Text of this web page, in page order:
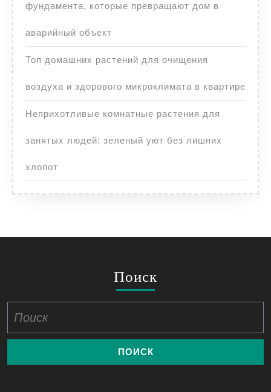
фундамента, которые превращают дом в
аварийный объект
Топ домашних растений для очищения
воздуха и здорового микроклимата в квартире
Неприхотливые комнатные растения для
занятых людей: зеленый уют без лишних
хлопот
Поиск